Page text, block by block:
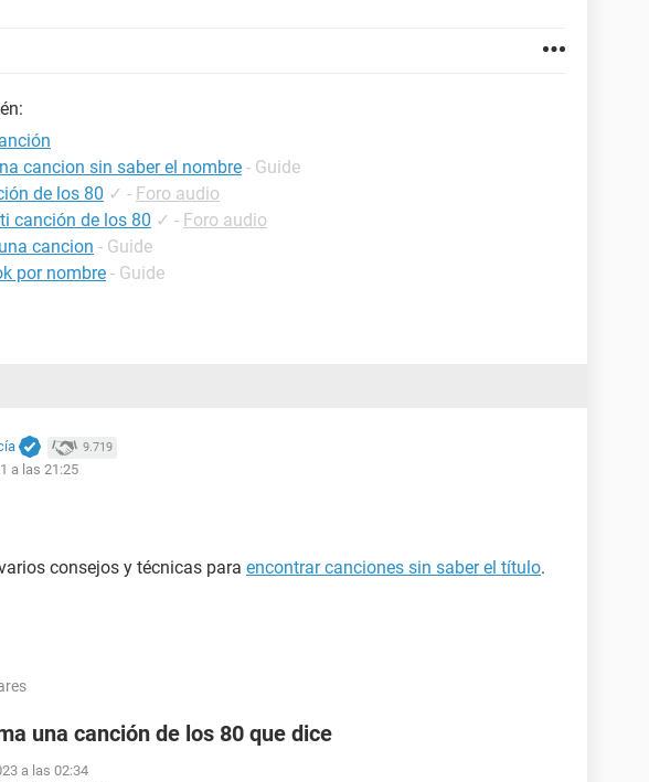
cancion sin saber el nombre - Guide
de los 80 ✓ - Foro audio
canción de los 80 ✓ - Foro audio
cancion - Guide
por nombre - Guide
9.719
a las 21:25
consejos y técnicas para encontrar canciones sin saber el título.
una canción de los 80 que dice
a las 02:34